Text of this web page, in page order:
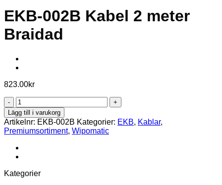
EKB-002B Kabel 2 meter
Braidad
823.00kr
EKB-
002B
Kabel
2
meter
Braidad
mängd
Lägg till i varukorg
Artikelnr: EKB-002B Kategorier: EKB, Kablar,
Premiumsortiment, Wipomatic
Kategorier